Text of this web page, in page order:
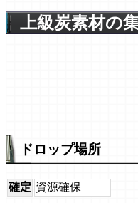
上級炭素材の
ドロップ場所
確定 資源確保